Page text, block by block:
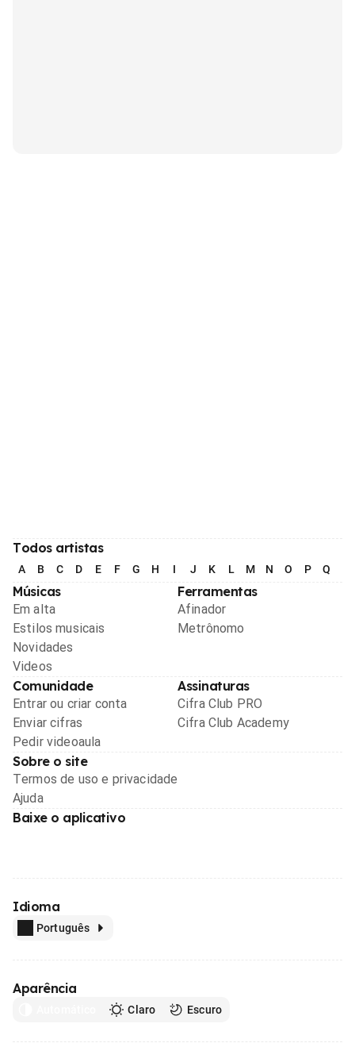
Todos artistas
A B C D E F G H I J K L M N O P Q
Músicas
Em alta
Estilos musicais
Novidades
Videos
Ferramentas
Afinador
Metrônomo
Comunidade
Entrar ou criar conta
Enviar cifras
Pedir videoaula
Assinaturas
Cifra Club PRO
Cifra Club Academy
Sobre o site
Termos de uso e privacidade
Ajuda
Baixe o aplicativo
Idioma
Português
Aparência
Claro Escuro